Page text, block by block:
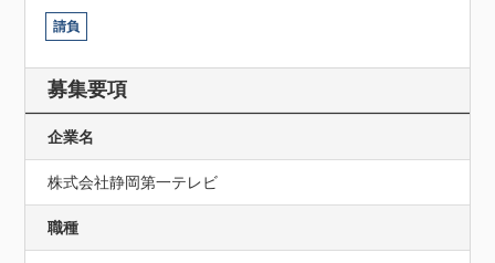
請負
募集要項
企業名
株式会社静岡第一テレビ
職種